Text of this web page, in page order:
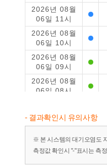
2026년 08월
06일 11시
2026년 08월
06일 10시
2026년 08월
06일 09시
2026년 08월
06일 08시
06일 07시
2026년 08월
06일 06시
2026년 08월
06일 05시
- 결과확인시 유의사항
※ 본 시스템의 대기오염도
측정값 확인시 "-"표시는 측